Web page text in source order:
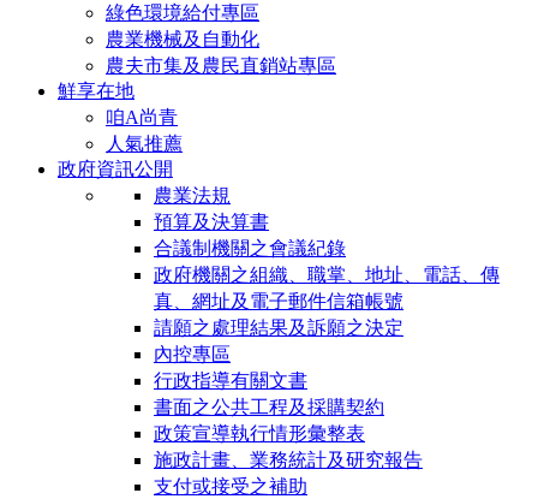
綠色環境給付專區
農業機械及自動化
農夫市集及農民直銷站專區
鮮享在地
咱A尚青
人氣推薦
政府資訊公開
農業法規
預算及決算書
合議制機關之會議紀錄
政府機關之組織、職掌、地址、電話、傳
真、網址及電子郵件信箱帳號
請願之處理結果及訴願之決定
內控專區
行政指導有關文書
書面之公共工程及採購契約
政策宣導執行情形彙整表
施政計畫、業務統計及研究報告
支付或接受之補助